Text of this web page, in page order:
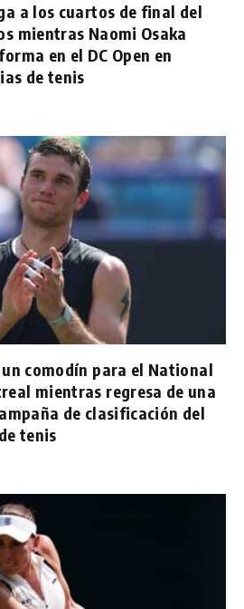
a los cuartos de final del
mientras Naomi Osaka
en el DC Open en
de tenis
comodín para el National
mientras regresa de una
de clasificación del
tenis